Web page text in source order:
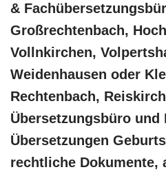
&
Großrechtenbach,
Vollnkirchen,
Weidenhausen oder
Rechtenbach,
Übersetzungsbüro und
Übersetzungen
rechtliche Dokumente,